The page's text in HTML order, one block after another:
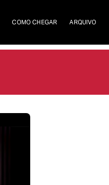
COMO CHEGAR ARQUIVO